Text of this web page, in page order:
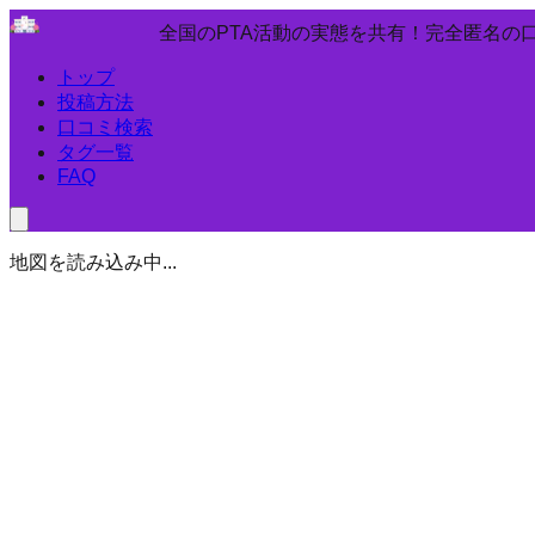
全国のPTA活動の実態を共有！完全匿名の
トップ
投稿方法
口コミ検索
タグ一覧
FAQ
地図を読み込み中...